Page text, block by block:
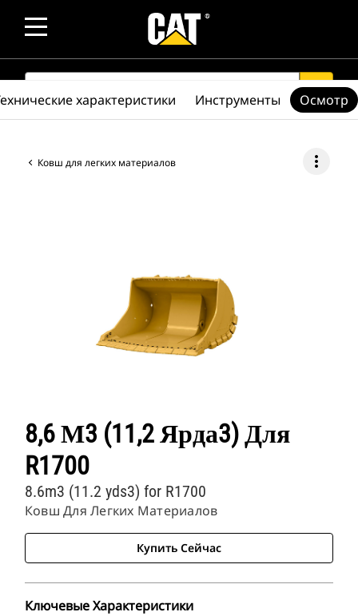
SEARCH search
Ковш для легких материалов more_vert
8,6 М3 (11,2 Ярда3) Для
R1700
Ковш Для Легких Материалов
8.6m3 (11.2 yds3) for R1700
Купить Сейчас
Ключевые Характеристики
характеристики Инструменты Осмотр